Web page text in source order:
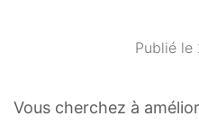
Publié le
Vous cherchez à